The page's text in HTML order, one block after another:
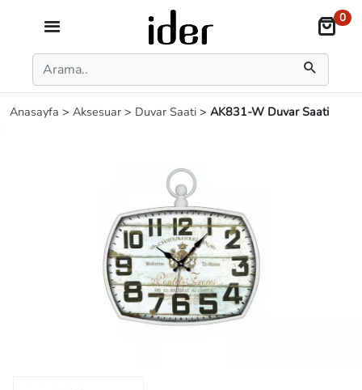
0
Anasayfa > Aksesuar > Duvar Saati > AK831-W Duvar Saati